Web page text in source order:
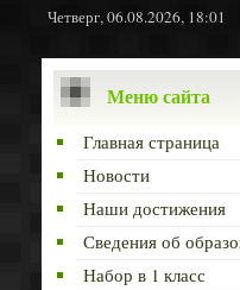
Четверг, 06.08.2026, 18:01
Меню сайта
Главная страница
Новости
Наши достижения
Сведения об
Набор в 1 класс